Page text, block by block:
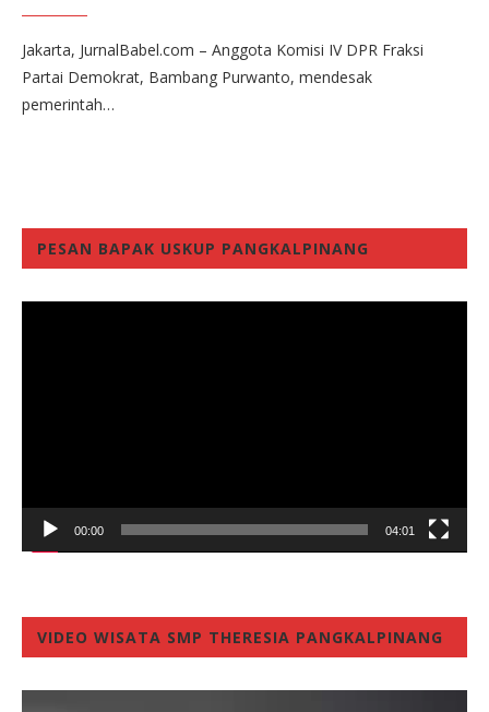
Jakarta, JurnalBabel.com – Anggota Komisi IV DPR Fraksi
Partai Demokrat, Bambang Purwanto, mendesak
pemerintah…
PESAN BAPAK USKUP PANGKALPINANG
00:00 04:01
VIDEO WISATA SMP THERESIA PANGKALPINANG